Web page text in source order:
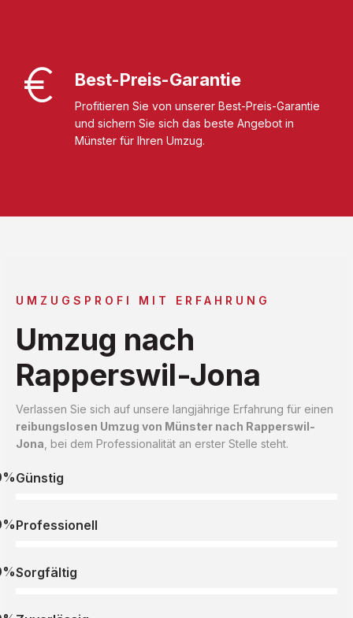
Best-Preis-Garantie
Profitieren Sie von unserer Best-Preis-Garantie
und sichern Sie sich das beste Angebot in
Münster für Ihren Umzug.
UMZUGSPROFI MIT ERFAHRUNG
Umzug nach
Rapperswil-Jona
Verlassen Sie sich auf unsere langjährige Erfahrung für einen
reibungslosen Umzug von Münster nach Rapperswil-
Jona , bei dem Professionalität an erster Stelle steht.
Günstig
Professionell
Sorgfältig